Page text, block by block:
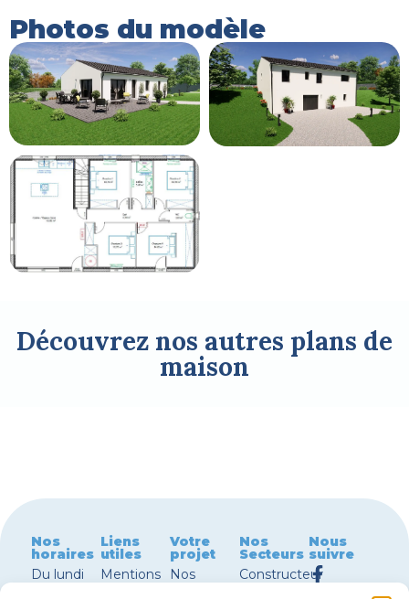
Photos du modèle
Découvrez nos autres plans de
maison
Nos
horaires
Du lundi
Liens
utiles
Mentions
Votre
projet
Nos
Nos
Secteurs
Constructeur
Nous
suivre